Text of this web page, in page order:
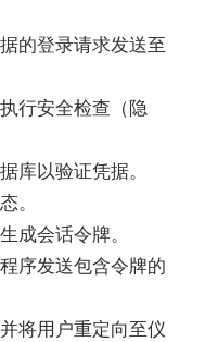
的登录请求发送至
行安全检查（隐
库以验证凭据。
。
成会话令牌。
序发送包含令牌的
将用户重定向至仪